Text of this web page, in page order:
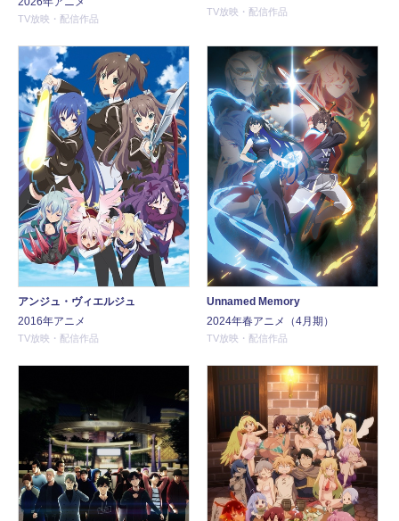
TV放映・配信作品
TV放映・配信作品
アンジュ・ヴィエルジュ
2016年アニメ
TV放映・配信作品
Unnamed Memory
2024年春アニメ（4月期）
TV放映・配信作品